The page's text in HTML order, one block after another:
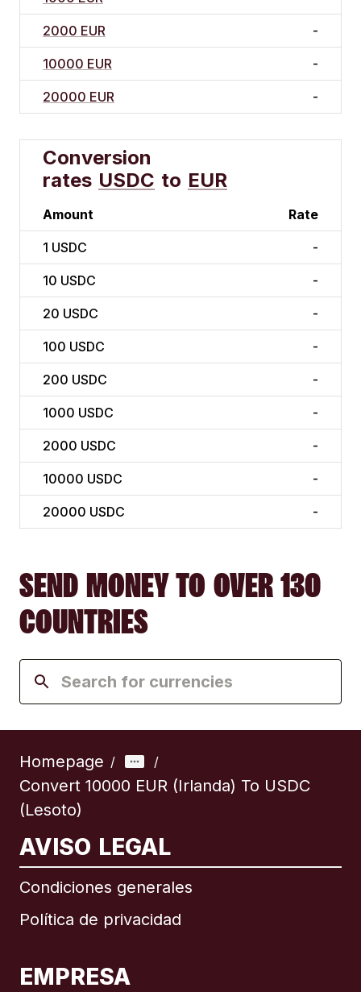
2000 EUR -
10000 EUR -
20000 EUR -
Conversion
rates USDC to EUR
Amount Rate
1 USDC -
10 USDC -
20 USDC -
100 USDC -
200 USDC -
1000 USDC -
2000 USDC -
10000 USDC -
20000 USDC -
SEND MONEY TO OVER 130
COUNTRIES
Homepage / /
Convert 10000 EUR (Irlanda) To USDC
(Lesoto)
AVISO LEGAL
Condiciones generales
Política de privacidad
EMPRESA